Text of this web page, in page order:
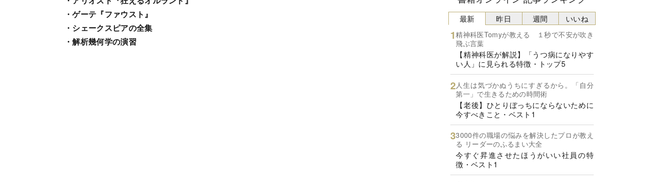
・ゲーテ『ファウスト』
・シェークスピアの全集
・解析幾何学の演習
最新
精神科医Tomyが教える １秒で不安が吹き
飛ぶ言葉
【精神科医が解説】「うつ病になりやす
い人」に見られる特徴・トップ5
人生は気づかぬうちにすぎるから。「自分
第一」で生きるための時間術
【老後】ひとりぼっちにならないために
今すべきこと・ベスト1
3000件の職場の悩みを解決したプロが教え
る リーダーのふるまい大全
今すぐ昇進させたほうがいい社員の特
徴・ベスト1
昨日 週間 いいね